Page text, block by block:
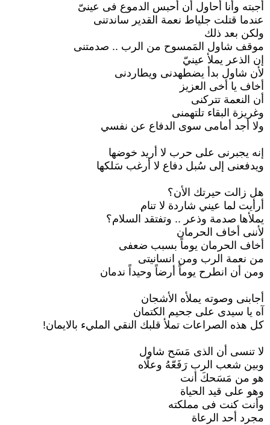
أجبته وأنا أحاول أن أحبس الدموع فى عينىّ
عندما قتلت جلياط نعمة القدير ساندتنى
ولكن بعد ذلك
موقف شاول المَمسوح من الرب .. صدمتنى
إن الذعر يملأ عينيّ
لأن شاول بدأ يضطهدنى ويطاردنى
أخاف يا أخى العزيز
أن النعمة تتركنى
وغريزة البقاء تلتهمنى
ولا أجد أمامى سوى الدفاع عن نفسي
إنه يجبرنى على حرب لا أريد خوضها
ويدفعنى إلى سُبل دفاع لا أرغب سَلكها
هل زالت حيرتك الأن؟
أرأيت لما عيني شاردة لا تنام
يملأها صدمة وذعر .. وتفتقد السلام؟
لأننى أخاف الحرمان
أخاف الحرمان يوماً بسبب ضعفى
من نعمة الرب ومن انسانيتى
ومن أن انطرح يوماً أرضاً وحيداً ندمان
أجابنى وصوته يملأه الأشجان
آه يا سيدى على جحيم الكتمان
كل هذه الصراعات تملأ قلبك النقي المليء بالايمان!
لا تنسى أن الذى مَسَح شاول
وبين شعب الرب رَفَعّهُ وعلّاه
هو من مَسَحكَ أنت
وهو على قيد الحياة
وأنت كنت فى مملكته
مجرد أحد الرعاة